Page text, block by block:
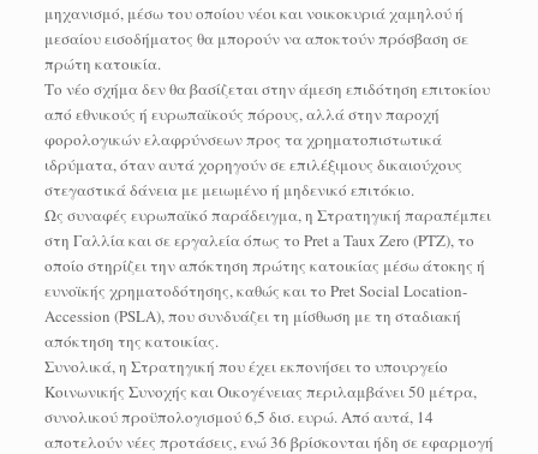
μηχανισμό, μέσω του οποίου νέοι και νοικοκυριά χαμηλού ή
μεσαίου εισοδήματος θα μπορούν να αποκτούν πρόσβαση σε
πρώτη κατοικία.
Το νέο σχήμα δεν θα βασίζεται στην άμεση επιδότηση επιτοκίου
από εθνικούς ή ευρωπαϊκούς πόρους, αλλά στην παροχή
φορολογικών ελαφρύνσεων προς τα χρηματοπιστωτικά
ιδρύματα, όταν αυτά χορηγούν σε επιλέξιμους δικαιούχους
στεγαστικά δάνεια με μειωμένο ή μηδενικό επιτόκιο.
Ως συναφές ευρωπαϊκό παράδειγμα, η Στρατηγική παραπέμπει
στη Γαλλία και σε εργαλεία όπως το Pret a Taux Zero (PTZ), το
οποίο στηρίζει την απόκτηση πρώτης κατοικίας μέσω άτοκης ή
ευνοϊκής χρηματοδότησης, καθώς και το Pret Social Location-
Accession (PSLA), που συνδυάζει τη μίσθωση με τη σταδιακή
απόκτηση της κατοικίας.
Συνολικά, η Στρατηγική που έχει εκπονήσει το υπουργείο
Κοινωνικής Συνοχής και Οικογένειας περιλαμβάνει 50 μέτρα,
συνολικού προϋπολογισμού 6,5 δισ. ευρώ. Από αυτά, 14
αποτελούν νέες προτάσεις, ενώ 36 βρίσκονται ήδη σε εφαρμογή